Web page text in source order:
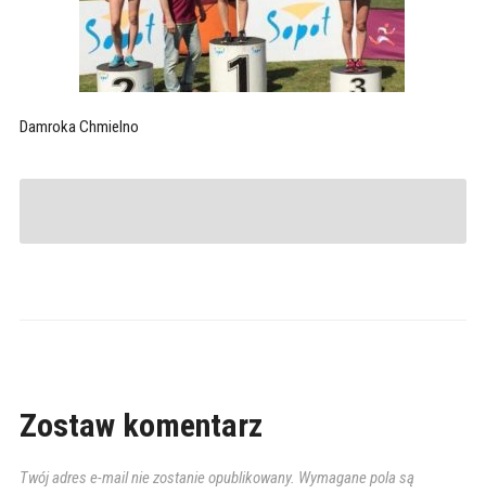
Damroka Chmielno
Zostaw komentarz
Twój adres e-mail nie zostanie opublikowany. Wymagane pola są